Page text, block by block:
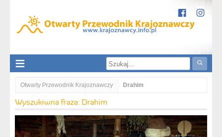
Otwarty Przewodnik Krajoznawczy Drahim
Wyszukiwna fraza: Drahim